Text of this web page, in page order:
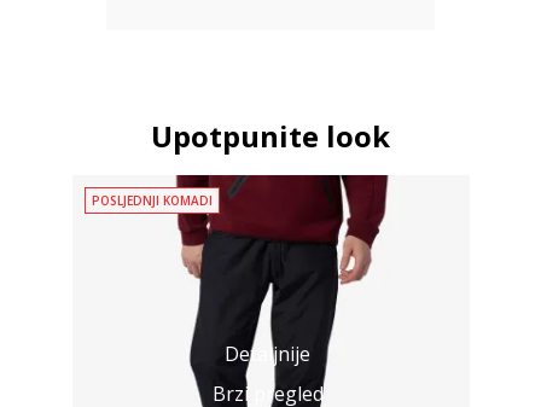
Upotpunite look
Detaljnije
Brzi pregled
POSLJEDNJI KOMADI